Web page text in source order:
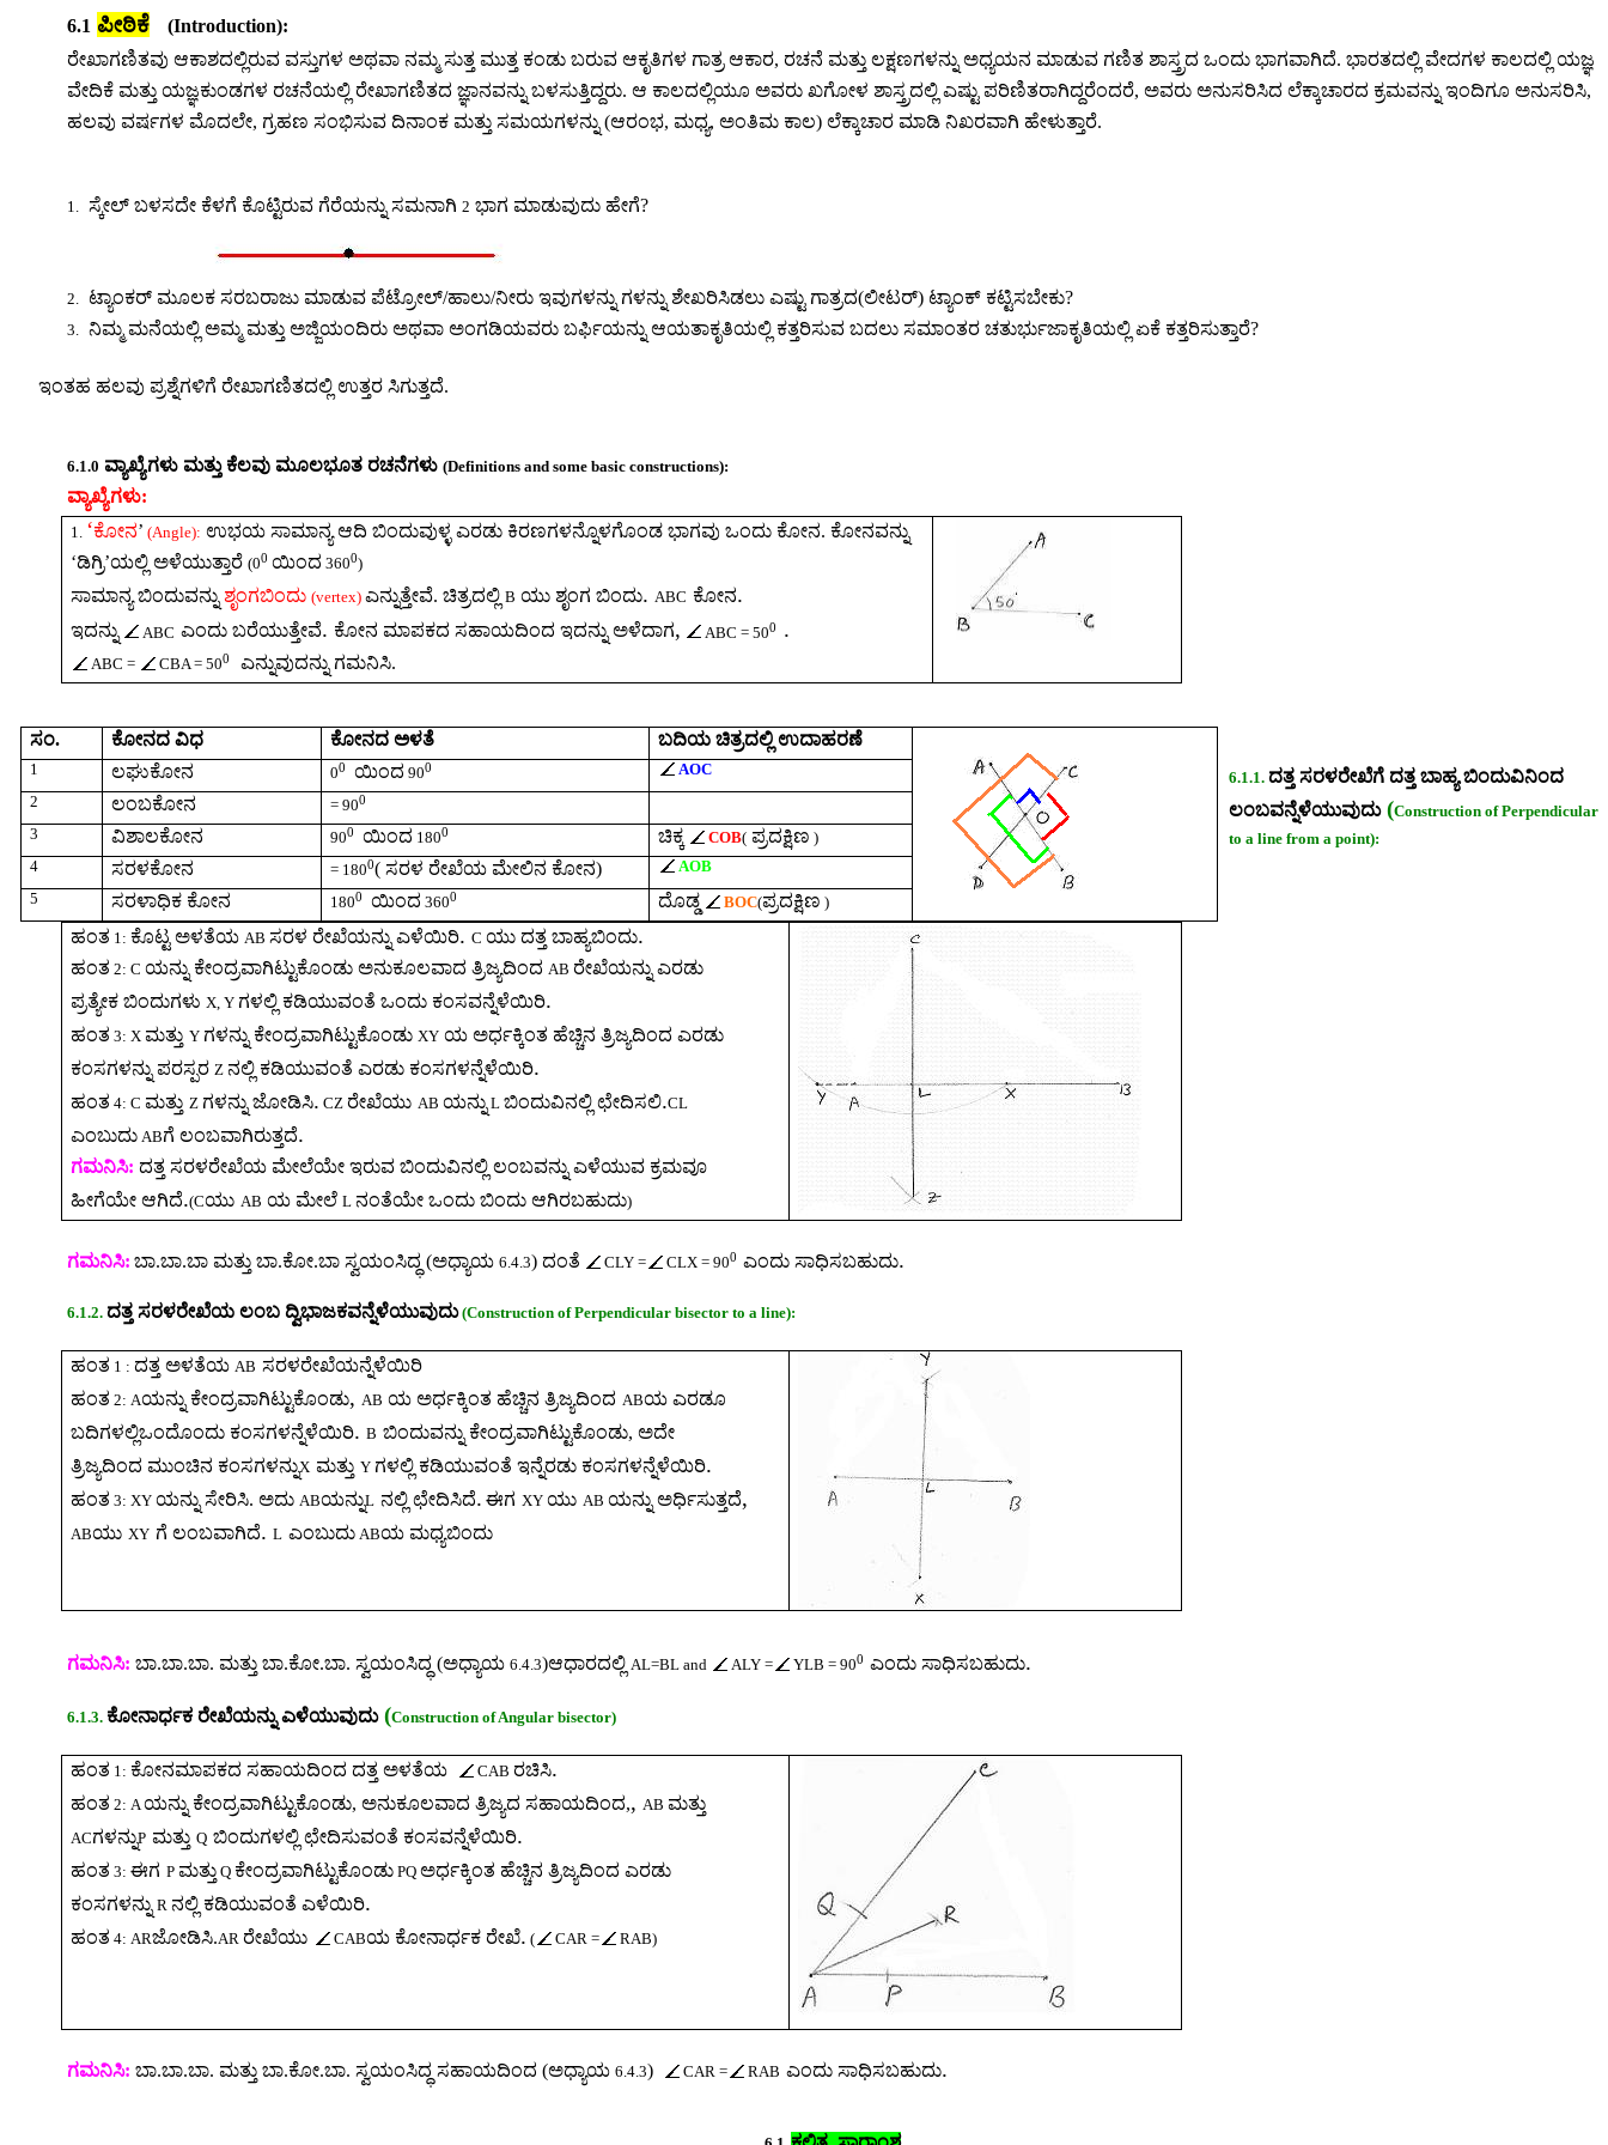
6.1 ಪೀಠಿಕೆ
(Introduction):
ರೇಖಾಗಣಿತವು ಆಕಾಶದಲ್ಲಿರುವ ವಸ್ತುಗಳ ಅಥವಾ ನಮ್ಮ ಸುತ್ತ ಮುತ್ತ ಕಂಡು ಬರುವ ಆಕೃತಿಗಳ ಗಾತ್ರ ಆಕಾರ, ರಚನೆ ಮತ್ತು ಲಕ್ಷಣಗಳನ್ನು ಅಧ್ಯಯನ ಮಾಡುವ ಗಣಿತ ಶಾಸ್ತ್ರದ ಒಂದು ಭಾಗವಾಗಿದೆ. ಭಾರತದಲ್ಲಿ ವೇದಗಳ ಕಾಲದಲ್ಲಿ ಯಜ್ಞ
ವೇದಿಕೆ ಮತ್ತು ಯಜ್ಞಕುಂಡಗಳ ರಚನೆಯಲ್ಲಿ ರೇಖಾಗಣಿತದ ಜ್ಞಾನವನ್ನು ಬಳಸುತ್ತಿದ್ದರು. ಆ ಕಾಲದಲ್ಲಿಯೂ ಅವರು ಖಗೋಳ ಶಾಸ್ತ್ರದಲ್ಲಿ ಎಷ್ಟು ಪರಿಣಿತರಾಗಿದ್ದರೆಂದರೆ, ಅವರು ಅನುಸರಿಸಿದ ಲೆಕ್ಕಾಚಾರದ ಕ್ರಮವನ್ನು ಇಂದಿಗೂ ಅನುಸರಿಸಿ,
ಹಲವು ವರ್ಷಗಳ ಮೊದಲೇ, ಗ್ರಹಣ ಸಂಭಿಸುವ ದಿನಾಂಕ ಮತ್ತು ಸಮಯಗಳನ್ನು (ಆರಂಭ, ಮಧ್ಯ, ಅಂತಿಮ ಕಾಲ) ಲೆಕ್ಕಾಚಾರ ಮಾಡಿ ನಿಖರವಾಗಿ ಹೇಳುತ್ತಾರೆ.
1. ಸ್ಕೇಲ್ ಬಳಸದೇ ಕೆಳಗೆ ಕೊಟ್ಟಿರುವ ಗೆರೆಯನ್ನು ಸಮನಾಗಿ 2 ಭಾಗ ಮಾಡುವುದು ಹೇಗೆ?
2. ಟ್ಯಾಂಕರ್ ಮೂಲಕ ಸರಬರಾಜು ಮಾಡುವ ಪೆಟ್ರೋಲ್/ಹಾಲು/ನೀರು ಇವುಗಳನ್ನು ಗಳನ್ನು ಶೇಖರಿಸಿಡಲು ಎಷ್ಟು ಗಾತ್ರದ(ಲೀಟರ್) ಟ್ಯಾಂಕ್ ಕಟ್ಟಿಸಬೇಕು?
3. ನಿಮ್ಮ ಮನೆಯಲ್ಲಿ ಅಮ್ಮ ಮತ್ತು ಅಜ್ಜಿಯಂದಿರು ಅಥವಾ ಅಂಗಡಿಯವರು ಬರ್ಫಿಯನ್ನು ಆಯತಾಕೃತಿಯಲ್ಲಿ ಕತ್ತರಿಸುವ ಬದಲು ಸಮಾಂತರ ಚತುರ್ಭುಜಾಕೃತಿಯಲ್ಲಿ ಏಕೆ ಕತ್ತರಿಸುತ್ತಾರೆ?
ಇಂತಹ ಹಲವು ಪ್ರಶ್ನೆಗಳಿಗೆ ರೇಖಾಗಣಿತದಲ್ಲಿ ಉತ್ತರ ಸಿಗುತ್ತದೆ.
6.1.0 ವ್ಯಾಖ್ಯೆಗಳು ಮತ್ತು ಕೆಲವು ಮೂಲಭೂತ ರಚನೆಗಳು (Definitions and some basic constructions):
ವ್ಯಾಖ್ಯೆಗಳು:
1. ‘ಕೋನ’ (Angle): ಉಭಯ ಸಾಮಾನ್ಯ ಆದಿ ಬಿಂದುವುಳ್ಳ ಎರಡು ಕಿರಣಗಳನ್ನೊಳಗೊಂಡ ಭಾಗವು ಒಂದು ಕೋನ. ಕೋನವನ್ನು
‘ಡಿಗ್ರಿ’ಯಲ್ಲಿ ಅಳೆಯುತ್ತಾರೆ(00 ಯಿಂದ 3600)
ಸಾಮಾನ್ಯ ಬಿಂದುವನ್ನುಶೃಂಗಬಿಂದು (vertex)ಎನ್ನುತ್ತೇವೆ. ಚಿತ್ರದಲ್ಲಿB ಯು ಶೃಂಗ ಬಿಂದು.ABC ಕೋನ.
ಇದನ್ನು ABC ಎಂದು ಬರೆಯುತ್ತೇವೆ. ಕೋನ ಮಾಪಕದ ಸಹಾಯದಿಂದ ಇದನ್ನು ಅಳೆದಾಗ, ABC = 500 .
ABC = CBA = 500 ಎನ್ನುವುದನ್ನು ಗಮನಿಸಿ.
ಸಂ. ಕೋನದ ವಿಧ ಕೋನದ ಅಳತೆ ಬದಿಯ ಚಿತ್ರದಲ್ಲಿ ಉದಾಹರಣೆ
1 ಲಘುಕೋನ 00 ಯಿಂದ 900
AOC
2
ಲಂಬಕೋನ = 900
3 ವಿಶಾಲಕೋನ 900 ಯಿಂದ 1800 ಚಿಕ್ಕ COB( ಪ್ರದಕ್ಷಿಣ )
4
ಸರಳಕೋನ = 1800(ಸರಳ ರೇಖೆಯ ಮೇಲಿನ ಕೋನ)
AOB
5
ಸರಳಾಧಿಕ ಕೋನ 1800 ಯಿಂದ 3600 ದೊಡ್ಡ BOC(ಪ್ರದಕ್ಷಿಣ )
6.1.1. ದತ್ತ ಸರಳರೇಖೆಗೆ ದತ್ತ ಬಾಹ್ಯ ಬಿಂದುವಿನಿಂದ
ಲಂಬವನ್ನೆಳೆಯುವುದು (Construction of Perpendicular
to a line from a point):
ಹಂತ 1: ಕೊಟ್ಟ ಅಳತೆಯ ABಸರಳ ರೇಖೆಯನ್ನು ಎಳೆಯಿರಿ.Cಯು ದತ್ತ ಬಾಹ್ಯಬಿಂದು.
ಹಂತ 2: Cಯನ್ನು ಕೇಂದ್ರವಾಗಿಟ್ಟುಕೊಂಡು ಅನುಕೂಲವಾದ ತ್ರಿಜ್ಯದಿಂದ AB ರೇಖೆಯನ್ನು ಎರಡು
ಪ್ರತ್ಯೇಕ ಬಿಂದುಗಳುX, Y ಗಳಲ್ಲಿ ಕಡಿಯುವಂತೆ ಒಂದು ಕಂಸವನ್ನೆಳೆಯಿರಿ.
ಹಂತ 3: Xಮತ್ತು Y ಗಳನ್ನು ಕೇಂದ್ರವಾಗಿಟ್ಟುಕೊಂಡುXY ಯ ಅರ್ಧಕ್ಕಿಂತ ಹೆಚ್ಚಿನ ತ್ರಿಜ್ಯದಿಂದ ಎರಡು
ಕಂಸಗಳನ್ನು ಪರಸ್ಪರ Zನಲ್ಲಿ ಕಡಿಯುವಂತೆ ಎರಡು ಕಂಸಗಳನ್ನೆಳೆಯಿರಿ.
ಹಂತ 4: Cಮತ್ತು Z ಗಳನ್ನು ಜೋಡಿಸಿ. CZ ರೇಖೆಯು ABಯನ್ನು Lಬಿಂದುವಿನಲ್ಲಿ ಛೇದಿಸಲಿ.CL
ಎಂಬುದು ABಗೆ ಲಂಬವಾಗಿರುತ್ತದೆ.
ಗಮನಿಸಿ: ದತ್ತ ಸರಳರೇಖೆಯ ಮೇಲೆಯೇ ಇರುವ ಬಿಂದುವಿನಲ್ಲಿ ಲಂಬವನ್ನು ಎಳೆಯುವ ಕ್ರಮವೂ
ಹೀಗೆಯೇ ಆಗಿದೆ.(Cಯು AB ಯ ಮೇಲೆLನಂತೆಯೇ ಒಂದು ಬಿಂದು ಆಗಿರಬಹುದು)
ಗಮನಿಸಿ: ಬಾ.ಬಾ.ಬಾ ಮತ್ತು ಬಾ.ಕೋ.ಬಾ ಸ್ವಯಂಸಿದ್ಧ (ಅಧ್ಯಾಯ 6.4.3) ದಂತೆ CLY = CLX = 900 ಎಂದು ಸಾಧಿಸಬಹುದು.
6.1.2. ದತ್ತ ಸರಳರೇಖೆಯ ಲಂಬ ದ್ವಿಭಾಜಕವನ್ನೆಳೆಯುವುದು (Construction of Perpendicular bisector to a line):
ಹಂತ 1 :ದತ್ತ ಅಳತೆಯ AB ಸರಳರೇಖೆಯನ್ನೆಳೆಯಿರಿ
ಹಂತ 2: Aಯನ್ನು ಕೇಂದ್ರವಾಗಿಟ್ಟುಕೊಂಡು, AB ಯ ಅರ್ಧಕ್ಕಿಂತ ಹೆಚ್ಚಿನ ತ್ರಿಜ್ಯದಿಂದ ABಯ ಎರಡೂ
ಬದಿಗಳಲ್ಲಿಒಂದೊಂದು ಕಂಸಗಳನ್ನೆಳೆಯಿರಿ.B ಬಿಂದುವನ್ನು ಕೇಂದ್ರವಾಗಿಟ್ಟುಕೊಂಡು,ಅದೇ
ತ್ರಿಜ್ಯದಿಂದ ಮುಂಚಿನ ಕಂಸಗಳನ್ನುX ಮತ್ತು Y ಗಳಲ್ಲಿ ಕಡಿಯುವಂತೆ ಇನ್ನೆರಡು ಕಂಸಗಳನ್ನೆಳೆಯಿರಿ.
ಹಂತ 3: XYಯನ್ನು ಸೇರಿಸಿ. ಅದು ABಯನ್ನುL ನಲ್ಲಿ ಛೇದಿಸಿದೆ. ಈಗ XYಯು ABಯನ್ನು ಅರ್ಧಿಸುತ್ತದೆ,
ABಯು XY ಗೆ ಲಂಬವಾಗಿದೆ.L ಎಂಬುದು ABಯ ಮಧ್ಯಬಿಂದು
ಗಮನಿಸಿ: ಬಾ.ಬಾ.ಬಾ. ಮತ್ತು ಬಾ.ಕೋ.ಬಾ. ಸ್ವಯಂಸಿದ್ಧ (ಅಧ್ಯಾಯ 6.4.3)ಆಧಾರದಲ್ಲಿ AL=BL and ALY = YLB = 900 ಎಂದು ಸಾಧಿಸಬಹುದು.
6.1.3. ಕೋನಾರ್ಧಕ ರೇಖೆಯನ್ನು ಎಳೆಯುವುದು (Construction of Angular bisector)
ಹಂತ 1: ಕೋನಮಾಪಕದ ಸಹಾಯದಿಂದ ದತ್ತ ಅಳತೆಯ CAB ರಚಿಸಿ.
ಹಂತ 2: Aಯನ್ನು ಕೇಂದ್ರವಾಗಿಟ್ಟುಕೊಂಡು,ಅನುಕೂಲವಾದ ತ್ರಿಜ್ಯದ ಸಹಾಯದಿಂದ,, ABಮತ್ತು
ACಗಳನ್ನುP ಮತ್ತು Q ಬಿಂದುಗಳಲ್ಲಿ ಛೇದಿಸುವಂತೆ ಕಂಸವನ್ನೆಳೆಯಿರಿ.
ಹಂತ 3:ಈಗ Pಮತ್ತು Q ಕೇಂದ್ರವಾಗಿಟ್ಟುಕೊಂಡು PQಅರ್ಧಕ್ಕಿಂತ ಹೆಚ್ಚಿನ ತ್ರಿಜ್ಯದಿಂದ ಎರಡು
ಕಂಸಗಳನ್ನುRನಲ್ಲಿ ಕಡಿಯುವಂತೆ ಎಳೆಯಿರಿ.
ಹಂತ 4: ARಜೋಡಿಸಿ.AR ರೇಖೆಯು CABಯ ಕೋನಾರ್ಧಕ ರೇಖೆ. ( CAR = RAB)
ಗಮನಿಸಿ: ಬಾ.ಬಾ.ಬಾ. ಮತ್ತು ಬಾ.ಕೋ.ಬಾ. ಸ್ವಯಂಸಿದ್ಧ ಸಹಾಯದಿಂದ (ಅಧ್ಯಾಯ 6.4.3) CAR = RAB ಎಂದು ಸಾಧಿಸಬಹುದು.